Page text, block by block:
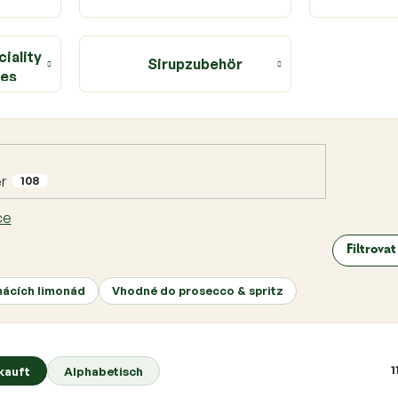
Sirupzubehör
Alphabetisch
108
limonád Vhodné do prosecco & spritz